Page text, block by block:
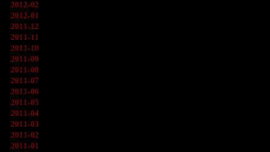
2012-02
2012-01
2011-12
2011-11
2011-10
2011-09
2011-08
2011-07
2011-06
2011-05
2011-04
2011-03
2011-02
2011-01